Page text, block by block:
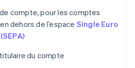
compte, pour les comptes
dehors de l’espace Single Euro
du compte